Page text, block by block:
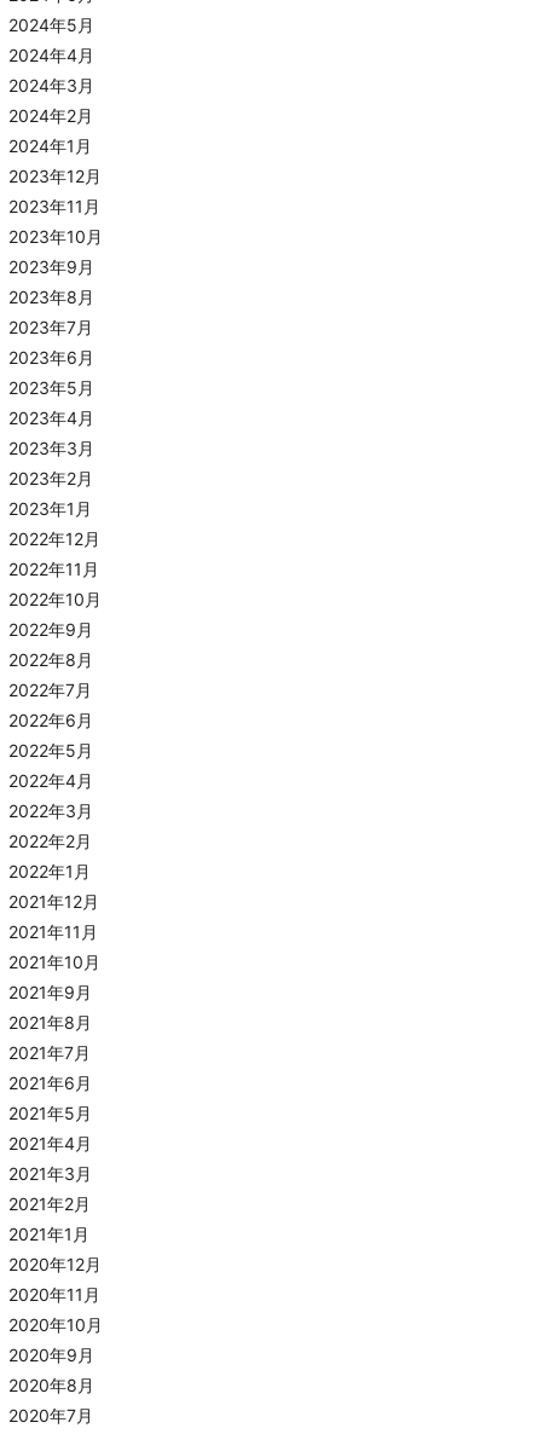
2024年5月
2024年4月
2024年3月
2024年2月
2024年1月
2023年12月
2023年11月
2023年10月
2023年9月
2023年8月
2023年7月
2023年6月
2023年5月
2023年4月
2023年3月
2023年2月
2023年1月
2022年12月
2022年11月
2022年10月
2022年9月
2022年8月
2022年7月
2022年6月
2022年5月
2022年4月
2022年3月
2022年2月
2022年1月
2021年12月
2021年11月
2021年10月
2021年9月
2021年8月
2021年7月
2021年6月
2021年5月
2021年4月
2021年3月
2021年2月
2021年1月
2020年12月
2020年11月
2020年10月
2020年9月
2020年8月
2020年7月